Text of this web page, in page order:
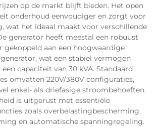
op de markt blijft bieden. Het open
onderhoud eenvoudiger en zorgt voor
wat het ideaal maakt voor verschillende
generator heeft meestal een robuust
gekoppeld aan een hoogwaardige
wat een stabiel vermogen
capaciteit van 30 kVA. Standaard
omvatten 220V/380V configuraties,
enkel- als driefasige stroombehoeften.
is uitgerust met essentiële
zoals overbelastingbescherming,
en automatische spanningregeling.